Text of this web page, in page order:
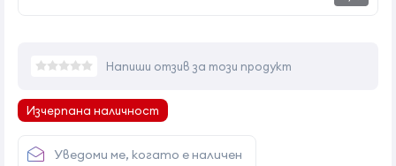
Напиши отзив за този продукт
Изчерпана наличност
Уведоми ме, когато е наличен